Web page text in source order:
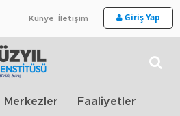
Künye İletişim Giriş Yap
Merkezler Faaliyetler